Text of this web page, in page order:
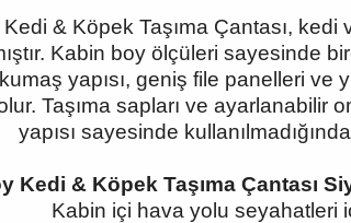
& Köpek Taşıma Çantası,
Kabin boy ölçüleri sayesinde
yapısı, geniş file panelleri
Taşıma sapları ve ayarlanabilir
yapısı sayesinde
& Köpek Taşıma Çantası
Kabin içi hava yolu seyahatleri